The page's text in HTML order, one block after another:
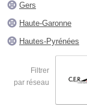
Gers
Haute-Garonne
Hautes-Pyrénées
Filtrer
par réseau